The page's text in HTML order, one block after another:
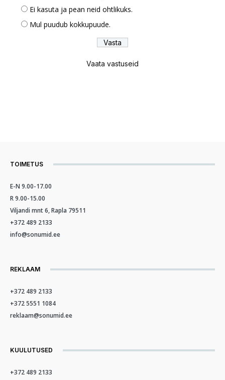
Ei kasuta ja pean neid ohtlikuks.
Mul puudub kokkupuude.
Vaata vastuseid
TOIMETUS
E-N 9.00-17.00
R 9.00-15.00
Viljandi mnt 6, Rapla 79511
+372 489 2133
info@sonumid.ee
REKLAAM
+372 489 2133
+372 5551 1084
reklaam@sonumid.ee
KUULUTUSED
+372 489 2133